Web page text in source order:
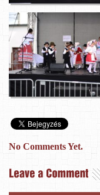
No Comments Yet.